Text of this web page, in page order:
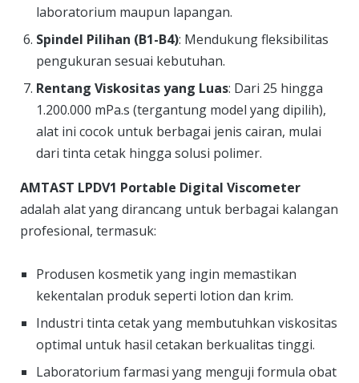
laboratorium maupun lapangan.
Spindel Pilihan (B1-B4): Mendukung fleksibilitas
pengukuran sesuai kebutuhan.
Rentang Viskositas yang Luas: Dari 25 hingga
1.200.000 mPa.s (tergantung model yang dipilih),
alat ini cocok untuk berbagai jenis cairan, mulai
dari tinta cetak hingga solusi polimer.
AMTAST LPDV1 Portable Digital Viscometer
adalah alat yang dirancang untuk berbagai kalangan
profesional, termasuk:
Produsen kosmetik yang ingin memastikan
kekentalan produk seperti lotion dan krim.
Industri tinta cetak yang membutuhkan viskositas
optimal untuk hasil cetakan berkualitas tinggi.
Laboratorium farmasi yang menguji formula obat